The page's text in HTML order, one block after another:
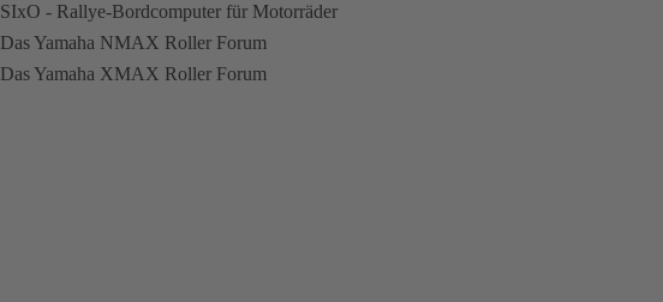
SIxO - Rallye-Bordcomputer für Motorräder
Das Yamaha NMAX Roller Forum
Das Yamaha XMAX Roller Forum